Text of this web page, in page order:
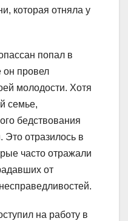
которая отняла у
попал в
он провел
молодости. Хотя
семье,
бедствования
Это отразилось в
часто отражали
от
на работу в